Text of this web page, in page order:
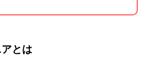
とは